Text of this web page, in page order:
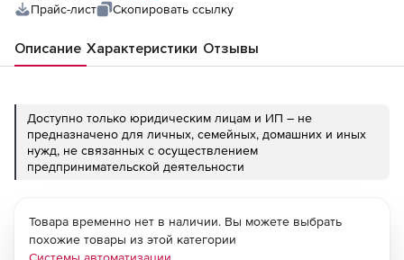
Прайс-лист
Скопировать ссылку
Описание Характеристики Отзывы
Доступно только юридическим лицам и ИП – не
предназначено для личных, семейных, домашних и иных
нужд, не связанных с осуществлением
предпринимательской деятельности
Товара временно нет в наличии. Вы можете выбрать
похожие товары из этой категории
Системы автоматизации